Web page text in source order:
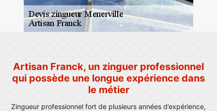
Artisan Franck, un zinguer professionnel
qui possède une longue expérience dans
le métier
Zingueur professionnel fort de plusieurs années d’expérience,